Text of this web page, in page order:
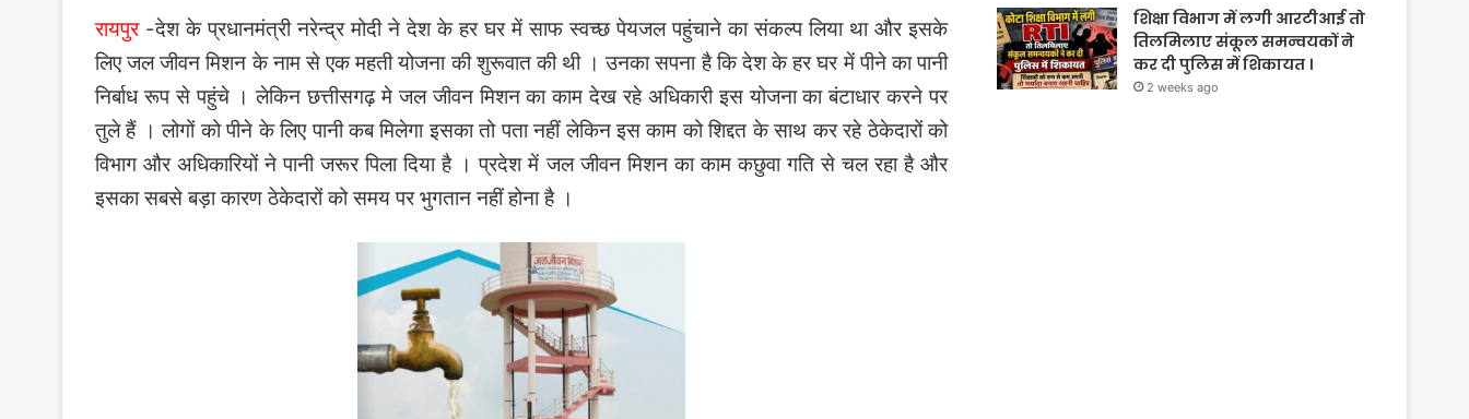
रायपुर-देश के प्रधानमंत्री नरेन्द्र मोदी ने देश के हर घर में साफ स्वच्छ पेयजल पहुंचाने का संकल्प लिया था और इसके
लिए जल जीवन मिशन के नाम से एक महती योजना की शुरूवात की थी । उनका सपना है कि देश के हर घर में पीने का पानी
निर्बाध रूप से पहुंचे । लेकिन छत्तीसगढ़ मे जल जीवन मिशन का काम देख रहे अधिकारी इस योजना का बंटाधार करने पर
तुले हैं । लोगों को पीने के लिए पानी कब मिलेगा इसका तो पता नहीं लेकिन इस काम को शिद्दत के साथ कर रहे ठेकेदारों को
विभाग और अधिकारियों ने पानी जरूर पिला दिया है ।प्रदेश में जल जीवन मिशन का काम कछुवा गति से चल रहा है और
इसका सबसे बड़ा कारण ठेकेदारों को समय पर भुगतान नहीं होना है ।
शिक्षा विभाग में लगी आरटीआई तो
तिलमिलाए संकूल समन्वयकों ने
कर दी पुलिस में शिकायत ।
2 weeks ago